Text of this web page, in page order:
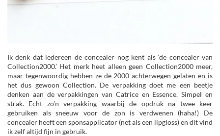
Ik denk dat iedereen de concealer nog kent als ‘de concealer van
Collection2000.’ Het merk heet alleen geen Collection2000 meer,
maar tegenwoordig hebben ze de 2000 achterwegen gelaten en is
het dus gewoon Collection. De verpakking doet me een beetje
denken aan de verpakkingen van Catrice en Essence. Simpel en
strak. Echt zo’n verpakking waarbij de opdruk na twee keer
gebruiken als sneeuw voor de zon is verdwenen (haha!) De
concealer heeft een sponsapplicator (net als een lipgloss) en dit vind
ik zelf altijd fijn in gebruik.